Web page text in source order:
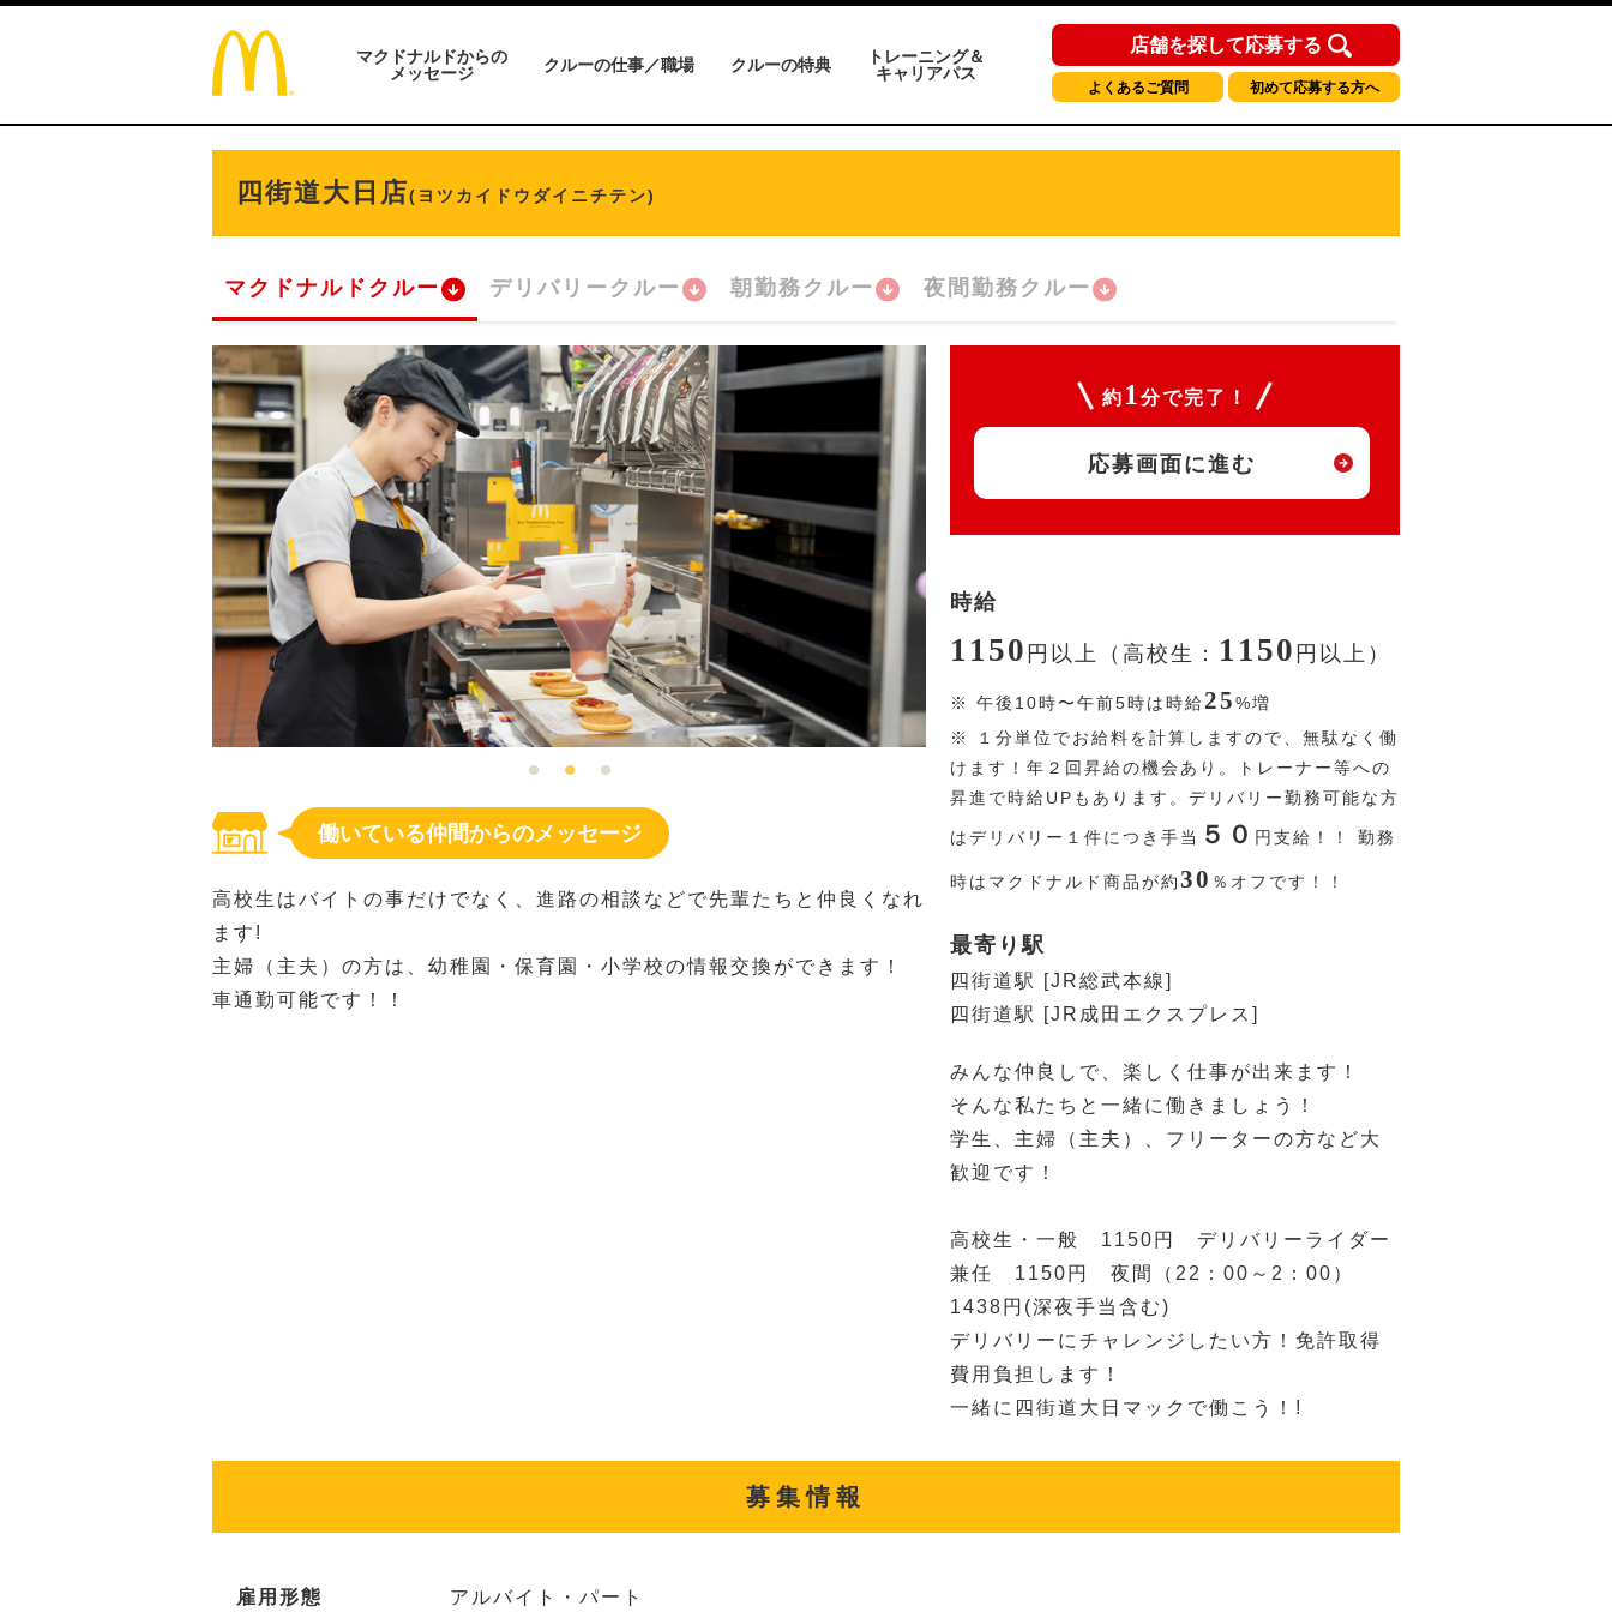
マクドナルドからの
メッセージ
クルーの仕事／職場 クルーの特典
トレーニング＆
キャリアパス
店舗を探して応募する
よくあるご質問 初めて応募する方へ
四街道大日店(ヨツカイドウダイニチテン)
マクドナルドクルー デリバリークルー 朝勤務クルー 夜間勤務クルー
働いている仲間からのメッセージ
高校生はバイトの事だけでなく、進路の相談などで先輩たちと仲良くなれ
ます!
主婦（主夫）の方は、幼稚園・保育園・小学校の情報交換ができます！
車通勤可能です！！
約 1 分で完了！
応募画面に進む
時給
1150 円 以上（高校生： 1150 円 以上）
※ 午後10時〜午前5時は時給25%増
※
１分単位でお給料を計算しますので、無駄なく働
けます！年２回昇給の機会あり。トレーナー等への
昇進で時給UPもあります。デリバリー勤務可能な方
はデリバリー１件につき手当 ５０ 円 支給！！ 勤務
時はマクドナルド商品が約30 ％ オフです！！
最寄り駅
四街道駅 [JR総武本線]
四街道駅 [JR成田エクスプレス]
みんな仲良しで、楽しく仕事が出来ます！
そんな私たちと一緒に働きましょう！
学生、主婦（主夫）、フリーターの方など大
歓迎です！
高校生・一般 1150円 デリバリーライダー
兼任 1150円 夜間（22：00～2：00）
1438円(深夜手当含む)
デリバリーにチャレンジしたい方！免許取得
費用負担します！
一緒に四街道大日マックで働こう！!
募集情報
雇用形態 アルバイト・パート